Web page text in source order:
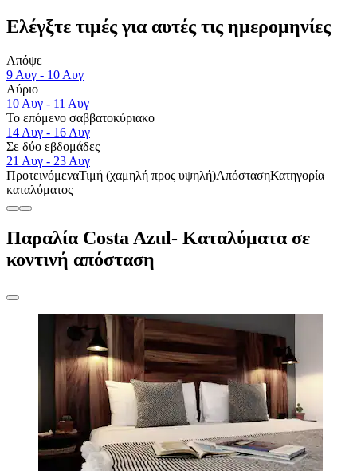
Ελέγξτε τιμές για αυτές τις ημερομηνίες
Απόψε
9 Αυγ - 10 Αυγ
Αύριο
10 Αυγ - 11 Αυγ
Το επόμενο σαββατοκύριακο
14 Αυγ - 16 Αυγ
Σε δύο εβδομάδες
21 Αυγ - 23 Αυγ
ΠροτεινόμεναΤιμή (χαμηλή προς υψηλή)ΑπόστασηΚατηγορία
καταλύματος
Παραλία Costa Azul- Καταλύματα σε
κοντινή απόσταση